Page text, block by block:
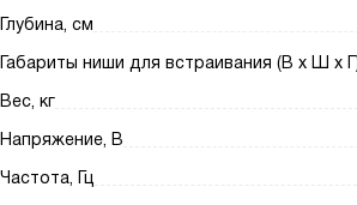
Глубина, см
Габариты ниши для встраивания (В х Ш х
Вес, кг
Напряжение, В
Частота, Гц